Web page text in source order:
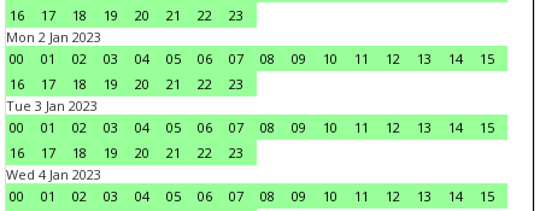
16
17 18 19 20 21 22
23
Mon 2 Jan 2023
00
01 02 03 04 05 06 07 08 09 10 11 12 13 14
15
16
17 18 19 20 21 22
23
Tue 3 Jan 2023
00
01 02 03 04 05 06 07 08 09 10 11 12 13 14
15
16
17 18 19 20 21 22
23
Wed 4 Jan 2023
00
01 02 03 04 05 06 07 08 09 10 11 12 13 14
15